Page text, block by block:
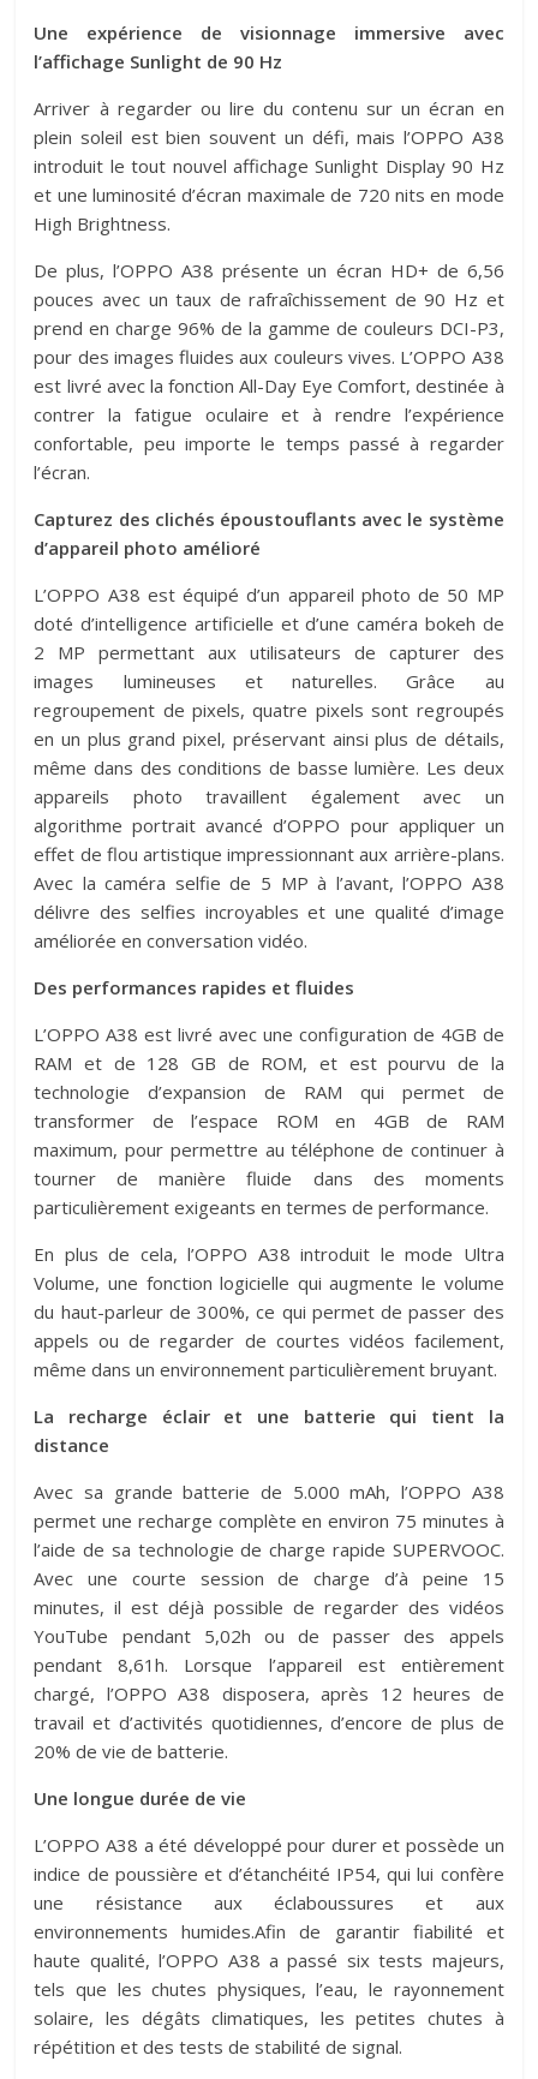
Une expérience de visionnage immersive avec
l’affichage Sunlight de 90 Hz
Arriver à regarder ou lire du contenu sur un écran en
plein soleil est bien souvent un défi, mais l’OPPO A38
introduit le tout nouvel affichage Sunlight Display 90 Hz
et une luminosité d’écran maximale de 720 nits en mode
High Brightness.
De plus, l’OPPO A38 présente un écran HD+ de 6,56
pouces avec un taux de rafraîchissement de 90 Hz et
prend en charge 96% de la gamme de couleurs DCI-P3,
pour des images fluides aux couleurs vives. L’OPPO A38
est livré avec la fonction All-Day Eye Comfort, destinée à
contrer la fatigue oculaire et à rendre l’expérience
confortable, peu importe le temps passé à regarder
l’écran.
Capturez des clichés époustouflants avec le système
d’appareil photo amélioré
L’OPPO A38 est équipé d’un appareil photo de 50 MP
doté d’intelligence artificielle et d’une caméra bokeh de
2 MP permettant aux utilisateurs de capturer des
images lumineuses et naturelles. Grâce au
regroupement de pixels, quatre pixels sont regroupés
en un plus grand pixel, préservant ainsi plus de détails,
même dans des conditions de basse lumière. Les deux
appareils photo travaillent également avec un
algorithme portrait avancé d’OPPO pour appliquer un
effet de flou artistique impressionnant aux arrière-plans.
Avec la caméra selfie de 5 MP à l’avant, l’OPPO A38
délivre des selfies incroyables et une qualité d’image
améliorée en conversation vidéo.
Des performances rapides et fluides
L’OPPO A38 est livré avec une configuration de 4GB de
RAM et de 128 GB de ROM, et est pourvu de la
technologie d’expansion de RAM qui permet de
transformer de l’espace ROM en 4GB de RAM
maximum, pour permettre au téléphone de continuer à
tourner de manière fluide dans des moments
particulièrement exigeants en termes de performance.
En plus de cela, l’OPPO A38 introduit le mode Ultra
Volume, une fonction logicielle qui augmente le volume
du haut-parleur de 300%, ce qui permet de passer des
appels ou de regarder de courtes vidéos facilement,
même dans un environnement particulièrement bruyant.
La recharge éclair et une batterie qui tient la
distance
Avec sa grande batterie de 5.000 mAh, l’OPPO A38
permet une recharge complète en environ 75 minutes à
l’aide de sa technologie de charge rapide SUPERVOOC.
Avec une courte session de charge d’à peine 15
minutes, il est déjà possible de regarder des vidéos
YouTube pendant 5,02h ou de passer des appels
pendant 8,61h. Lorsque l’appareil est entièrement
chargé, l’OPPO A38 disposera, après 12 heures de
travail et d’activités quotidiennes, d’encore de plus de
20% de vie de batterie.
Une longue durée de vie
L’OPPO A38 a été développé pour durer et possède un
indice de poussière et d’étanchéité IP54, qui lui confère
une résistance aux éclaboussures et aux
environnements humides.Afin de garantir fiabilité et
haute qualité, l’OPPO A38 a passé six tests majeurs,
tels que les chutes physiques, l’eau, le rayonnement
solaire, les dégâts climatiques, les petites chutes à
répétition et des tests de stabilité de signal.